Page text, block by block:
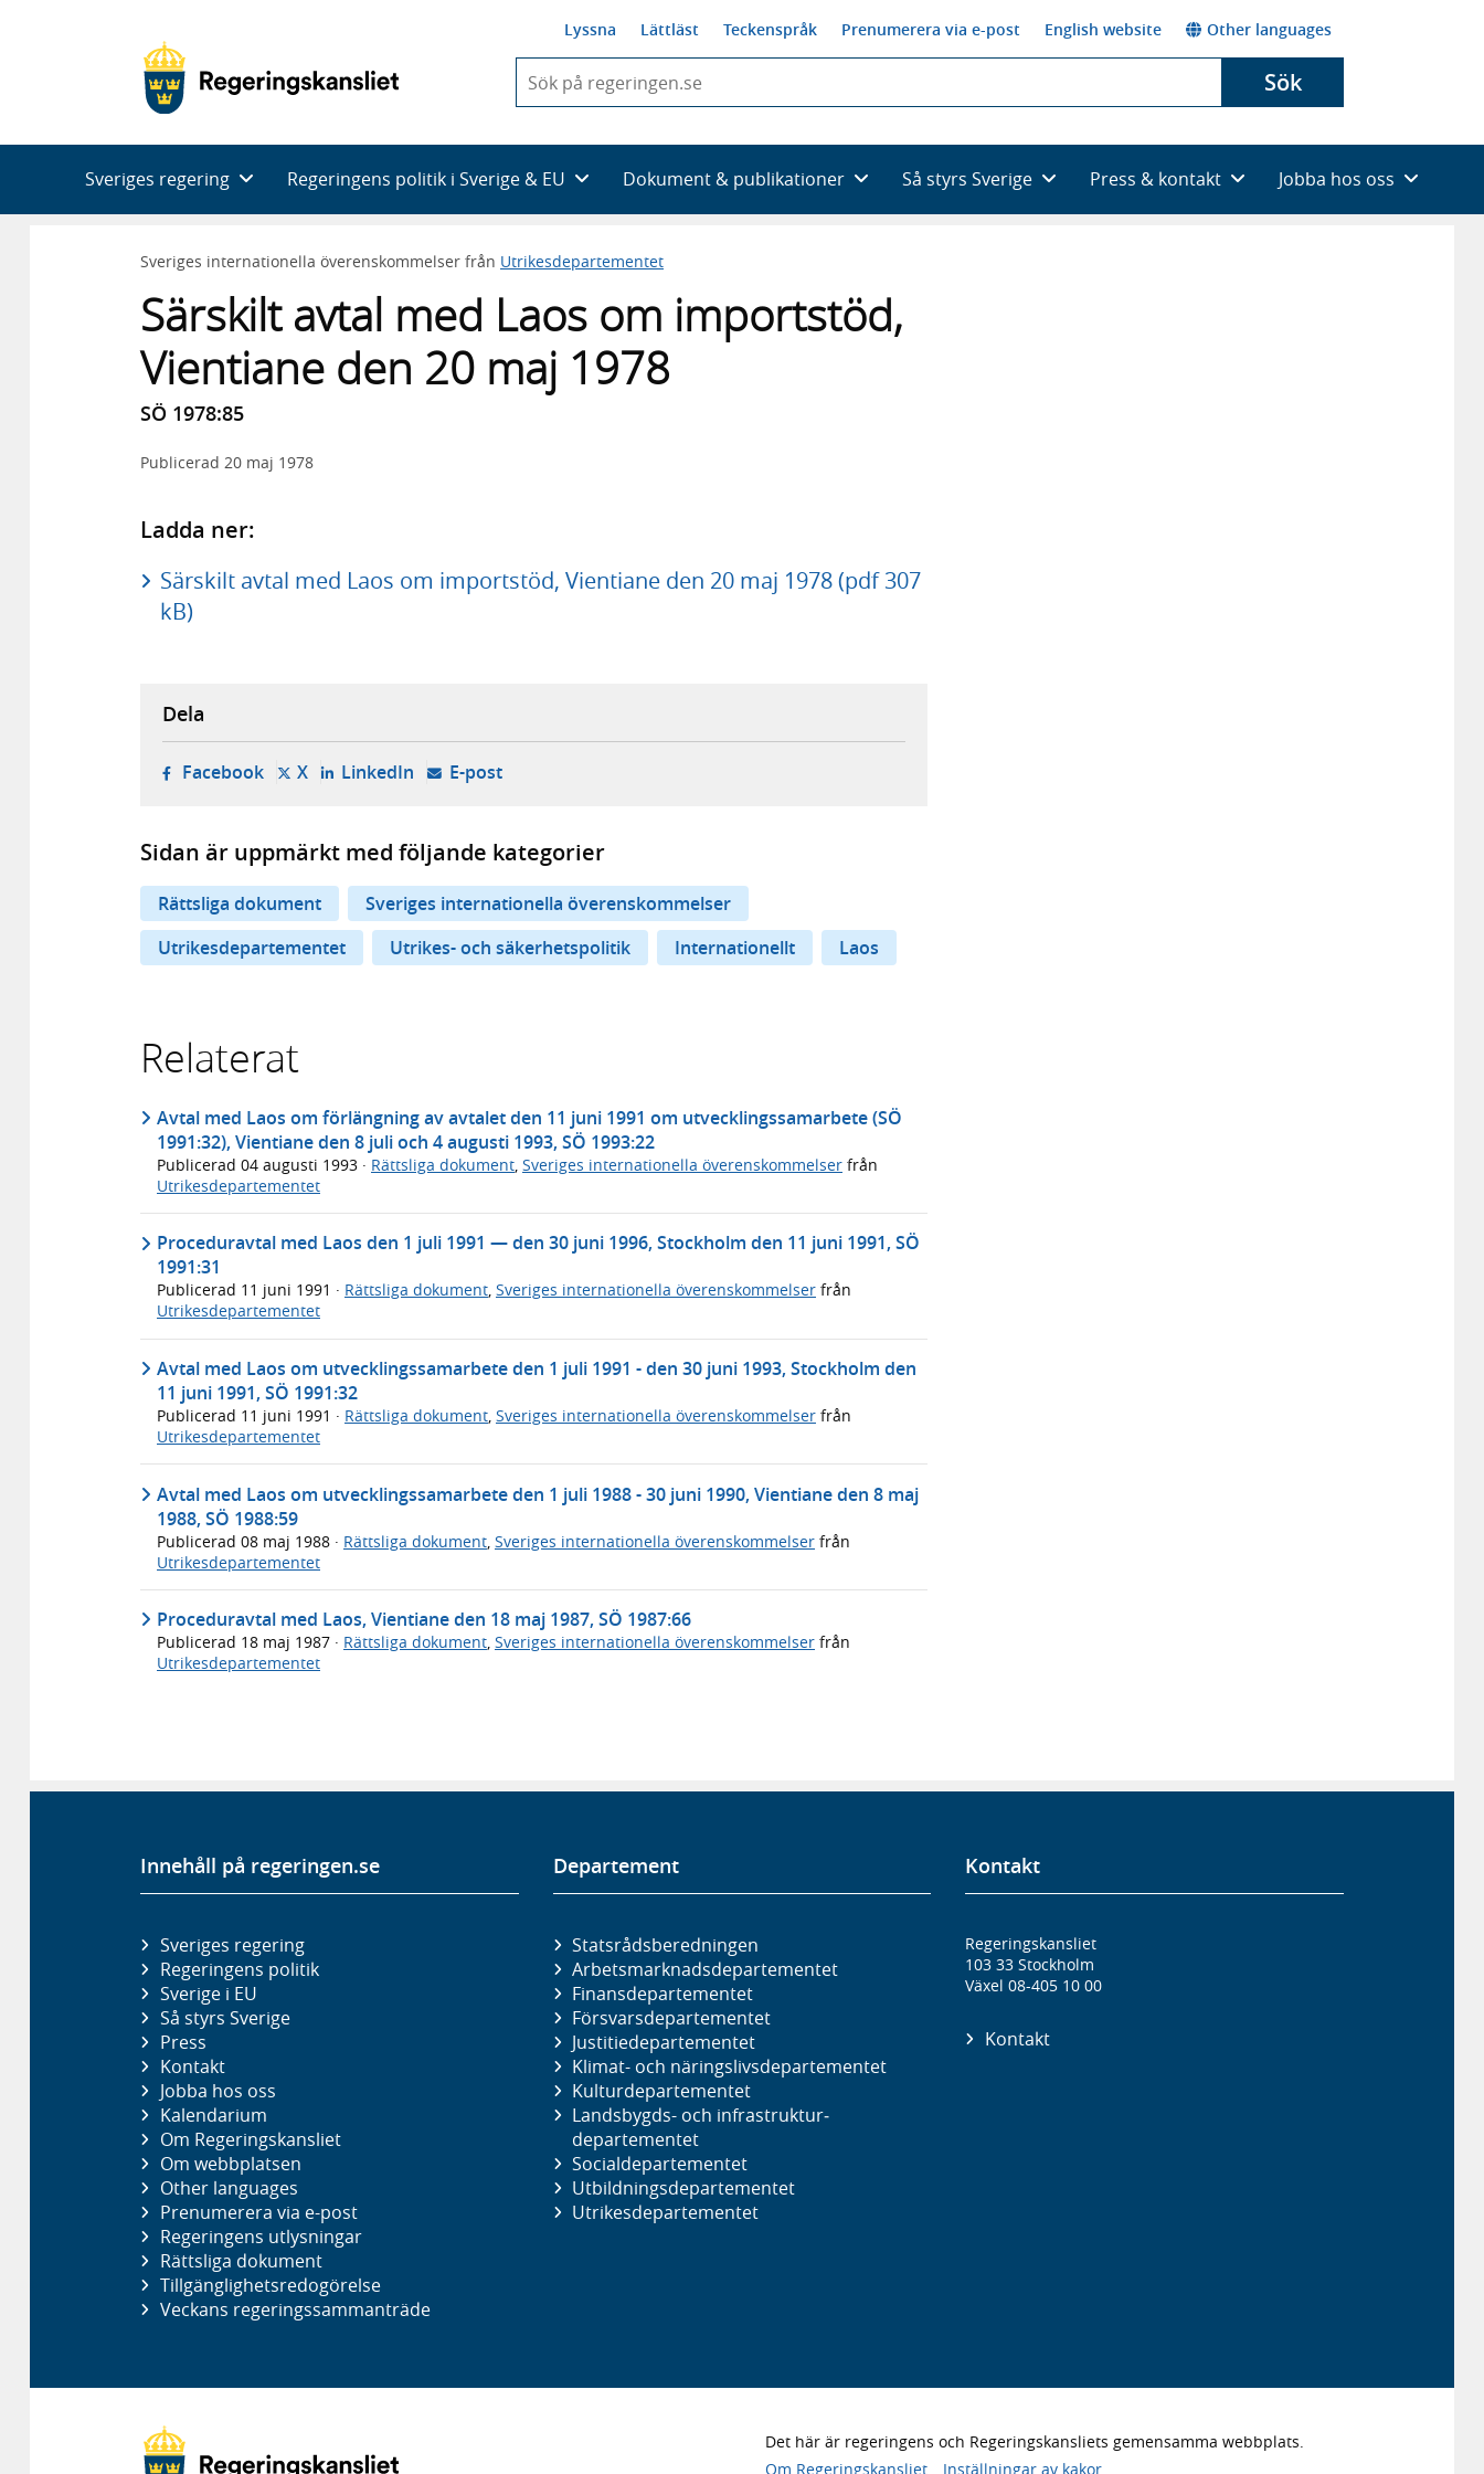
Lyssna Lättläst Teckenspråk Prenumerera via e-post English website Other languages
du
skriva
framträder
en
med
Sök
Sveriges regering Regeringens politik i Sverige & EU Dokument & publikationer Så styrs Sverige Press & kontakt Jobba hos oss
Sveriges internationella överenskommelser från Utrikesdepartementet
Särskilt avtal med Laos om importstöd,
Vientiane den 20 maj 1978
SÖ 1978:85
Publicerad 20 maj 1978
Ladda ner:
Särskilt avtal med Laos om importstöd, Vientiane den 20 maj 1978 (pdf 307
kB)
Dela
Facebook- öppnas i ny flik, extern webbplats,
X- öppnas i ny flik, extern webbplats,
LinkedIn- öppnas i ny flik, extern webbplats,
E-post- öppnar din e-postklient,
Sidan är uppmärkt med följande kategorier
Rättsliga dokument
Sveriges internationella överenskommelser
Utrikesdepartementet
Utrikes- och säkerhetspolitik Internationellt Laos
Relaterat
Avtal med Laos om förlängning av avtalet den 11 juni 1991 om utvecklingssamarbete (SÖ
1991:32), Vientiane den 8 juli och 4 augusti 1993, SÖ 1993:22
Publicerad 04 augusti 1993 · Rättsliga dokument Sveriges internationella överenskommelser från
Utrikesdepartementet
Proceduravtal med Laos den 1 juli 1991 — den 30 juni 1996, Stockholm den 11 juni 1991, SÖ
1991:31
Publicerad 11 juni 1991 · Rättsliga dokument, Sveriges internationella överenskommelser från
Utrikesdepartementet
Avtal med Laos om utvecklingssamarbete den 1 juli 1991 - den 30 juni 1993, Stockholm den
11 juni 1991, SÖ 1991:32
Publicerad 11 juni 1991 · Rättsliga dokument, Sveriges internationella överenskommelser från
Utrikesdepartementet
Avtal med Laos om utvecklingssamarbete den 1 juli 1988 - 30 juni 1990, Vientiane den 8 maj
1988, SÖ 1988:59
Publicerad 08 maj 1988 · Rättsliga dokument Sveriges internationella överenskommelser från
Utrikesdepartementet
Proceduravtal med Laos, Vientiane den 18 maj 1987, SÖ 1987:66
Publicerad 18 maj 1987 · Rättsliga dokument, Sveriges internationella överenskommelser från
Utrikesdepartementet
Innehåll på regeringen.se
Sveriges regering
Regeringens politik
Sverige i EU
Så styrs Sverige
Press
Kontakt
Jobba hos oss
Kalendarium
Om Regeringskansliet
Om webbplatsen
Other languages
Prenumerera via e-post
Regeringens utlysningar
Rättsliga dokument
Tillgänglighetsredogörelse
Veckans regeringssammanträde
Departement
Statsrådsberedningen
Arbetsmarknads­departementet
Finans­departementet
Försvars­departementet
Justitie­departementet
Klimat- och näringslivs­departementet
Kultur­departementet
Landsbygds- och infrastruktur­
departementet
Social­departementet
Utbildnings­departementet
Utrikes­departementet
Kontakt
Regeringskansliet
103 33 Stockholm
Växel 08-405 10 00
Kontakt
Det här är regeringens och Regeringskansliets gemensamma webbplats.
Om Regeringskansliet
Inställningar av kakor